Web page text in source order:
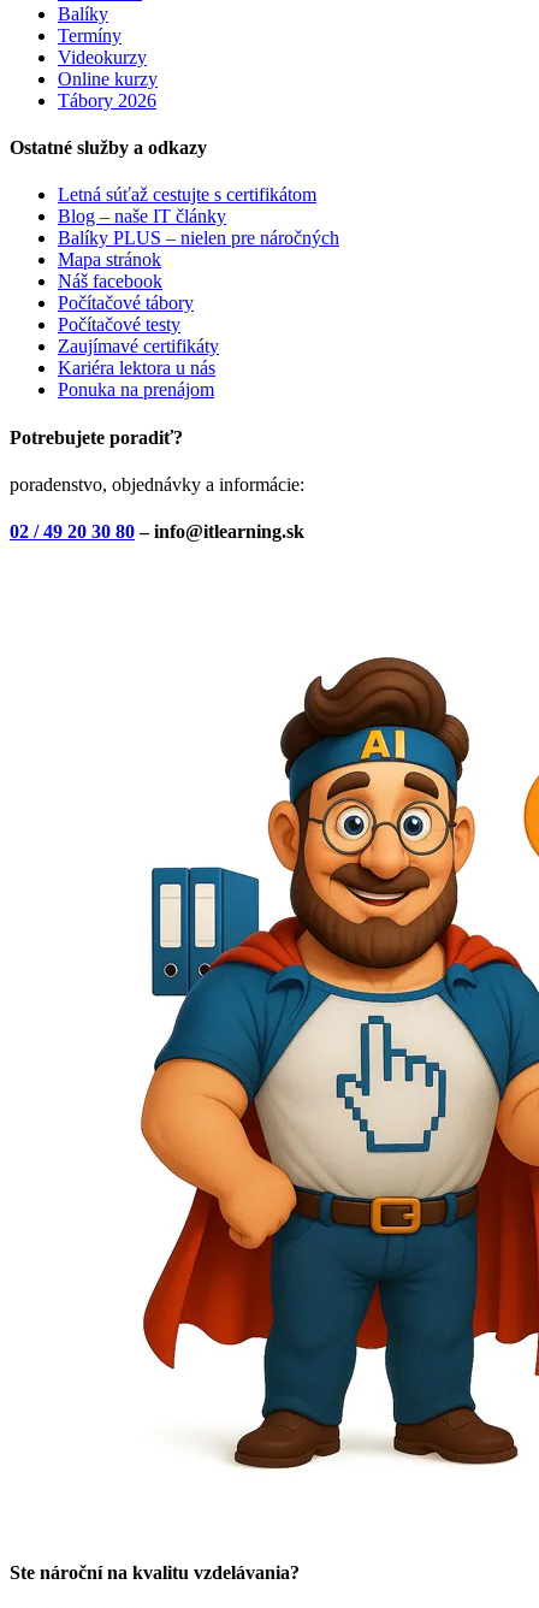
Balíky
Termíny
Videokurzy
Online kurzy
Tábory 2026
Ostatné služby a odkazy
Letná súťaž cestujte s certifikátom
Blog – naše IT články
Balíky PLUS – nielen pre náročných
Mapa stránok
Náš facebook
Počítačové tábory
Počítačové testy
Zaujímavé certifikáty
Kariéra lektora u nás
Ponuka na prenájom
Potrebujete poradiť?
poradenstvo, objednávky a informácie:
02 / 49 20 30 80– info@itlearning.sk
Ste nároční na kvalitu vzdelávania?